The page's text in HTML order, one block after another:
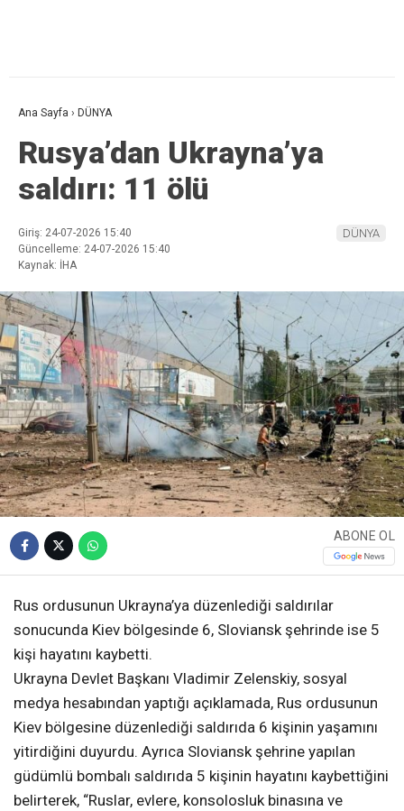
Ana Sayfa › DÜNYA
Rusya’dan Ukrayna’ya
saldırı: 11 ölü
Giriş: 24-07-2026 15:40
Güncelleme: 24-07-2026 15:40
Kaynak: İHA
DÜNYA
ABONE OL
Rus ordusunun Ukrayna’ya düzenlediği saldırılar
sonucunda Kiev bölgesinde 6, Sloviansk şehrinde ise 5
kişi hayatını kaybetti.
Ukrayna Devlet Başkanı Vladimir Zelenskiy, sosyal
medya hesabından yaptığı açıklamada, Rus ordusunun
Kiev bölgesine düzenlediği saldırıda 6 kişinin yaşamını
yitirdiğini duyurdu. Ayrıca Sloviansk şehrine yapılan
güdümlü bombalı saldırıda 5 kişinin hayatını kaybettiğini
belirterek, “Ruslar, evlere, konsolosluk binasına ve